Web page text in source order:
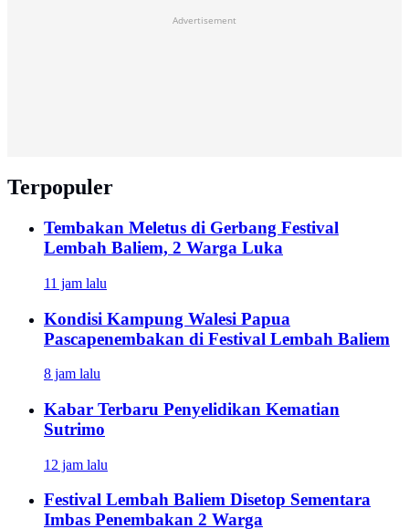
Advertisement
Terpopuler
Tembakan Meletus di Gerbang Festival
Lembah Baliem, 2 Warga Luka
11 jam lalu
Kondisi Kampung Walesi Papua
Pascapenembakan di Festival Lembah Baliem
8 jam lalu
Kabar Terbaru Penyelidikan Kematian
Sutrimo
12 jam lalu
Festival Lembah Baliem Disetop Sementara
Imbas Penembakan 2 Warga